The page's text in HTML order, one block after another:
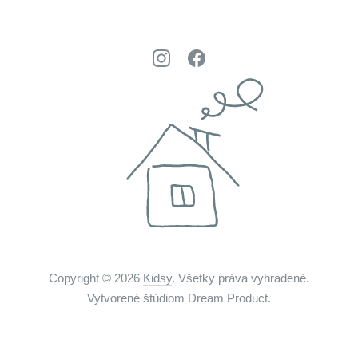
Copyright © 2026 Kidsy. Všetky práva vyhradené.
Vytvorené štúdiom Dream Product.